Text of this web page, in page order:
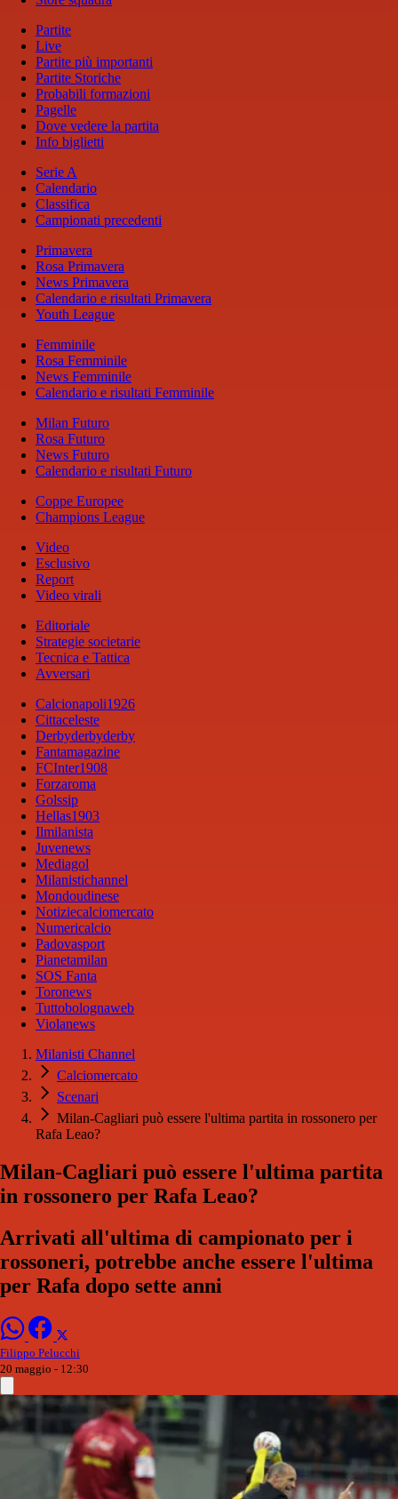
Partite
Live
Partite più importanti
Partite Storiche
Probabili formazioni
Pagelle
Dove vedere la partita
Info biglietti
Serie A
Calendario
Classifica
Campionati precedenti
Primavera
Rosa Primavera
News Primavera
Calendario e risultati Primavera
Youth League
Femminile
Rosa Femminile
News Femminile
Calendario e risultati Femminile
Milan Futuro
Rosa Futuro
News Futuro
Calendario e risultati Futuro
Coppe Europee
Champions League
Video
Esclusivo
Report
Video virali
Editoriale
Strategie societarie
Tecnica e Tattica
Avversari
Calcionapoli1926
Cittaceleste
Derbyderbyderby
Fantamagazine
FCInter1908
Forzaroma
Golssip
Hellas1903
Ilmilanista
Juvenews
Mediagol
Milanistichannel
Mondoudinese
Notiziecalciomercato
Numericalcio
Padovasport
Pianetamilan
SOS Fanta
Toronews
Tuttobolognaweb
Violanews
Milanisti Channel
Calciomercato
Scenari
Milan-Cagliari può essere l'ultima partita in rossonero per
Rafa Leao?
Milan-Cagliari può essere l'ultima partita
in rossonero per Rafa Leao?
Arrivati all'ultima di campionato per i
rossoneri, potrebbe anche essere l'ultima
per Rafa dopo sette anni
Filippo Pelucchi
20 maggio - 12:30